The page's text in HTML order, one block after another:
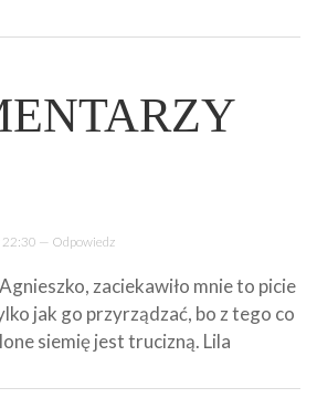
22:30 — Odpowiedz
zaciekawiło mnie to picie
jak go przyrządzać, bo z tego co
siemię jest trucizną. Lila